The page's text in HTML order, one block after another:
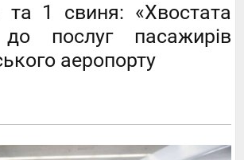
та 1 свиня: «Хвостата
до послуг пасажирів
аеропорту